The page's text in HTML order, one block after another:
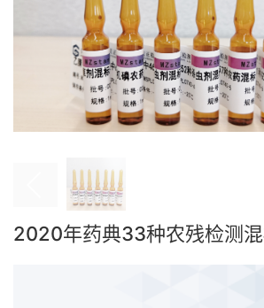
2020年药典33种农残检测